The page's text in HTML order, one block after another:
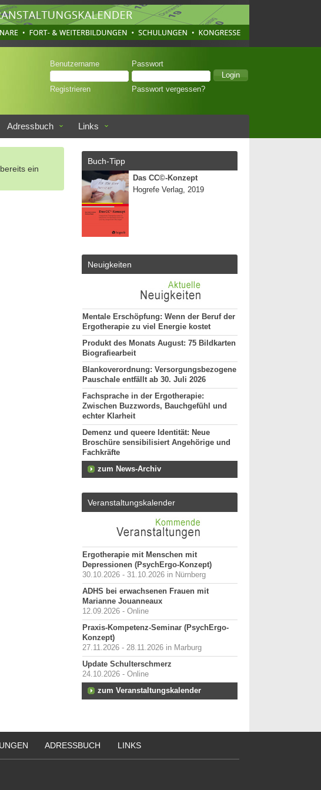
Benutzername Passwort
Registrieren Passwort vergessen?
Adressbuch Links
ein
Buch-Tipp
Das CC©-Konzept
Hogrefe Verlag, 2019
Neuigkeiten
Mentale Erschöpfung: Wenn der Beruf der
Ergotherapie zu viel Energie kostet
Produkt des Monats August: 75 Bildkarten
Biografiearbeit
Blankoverordnung: Versorgungsbezogene
Pauschale entfällt ab 30. Juli 2026
Fachsprache in der Ergotherapie:
Zwischen Buzzwords, Bauchgefühl und
echter Klarheit
Demenz und queere Identität: Neue
Broschüre sensibilisiert Angehörige und
Fachkräfte
zum News-Archiv
Veranstaltungskalender
Ergotherapie mit Menschen mit
Depressionen (PsychErgo-Konzept)
30.10.2026 - 31.10.2026 in Nürnberg
ADHS bei erwachsenen Frauen mit
Marianne Jouanneaux
12.09.2026 - Online
Praxis-Kompetenz-Seminar (PsychErgo-
Konzept)
27.11.2026 - 28.11.2026 in Marburg
Update Schulterschmerz
24.10.2026 - Online
zum Veranstaltungskalender
ADRESSBUCH LINKS